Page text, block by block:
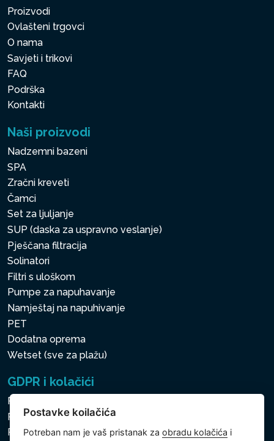
Proizvodi
Ovlašteni trgovci
O nama
Savjeti i trikovi
FAQ
Podrška
Kontakti
Naši proizvodi
Nadzemni bazeni
SPA
Zračni kreveti
Čamci
Set za ljuljanje
SUP (daska za uspravno veslanje)
Pješčana filtracija
Solinatori
Filtri s uloškom
Pumpe za napuhavanje
Namještaj na napuhivanje
PET
Dodatna oprema
Wetset (sve za plažu)
GDPR i kolačići
Pravila zaštite osobnih i drugih obrađivanih podataka
Politika kolačića
Postavke koilačića
Postavke koilačića
Potreban nam je vaš pristanak zaobradu kolačića i